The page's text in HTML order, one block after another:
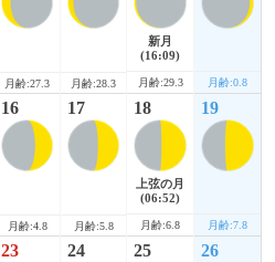
月齢:27.3 月齢:28.3
新月
(16:09)
月齢:29.3 月齢:0.8
16
月齢:4.8
17
月齢:5.8
18
上弦の月
(06:52)
月齢:6.8
19
月齢:7.8
23 24 25 26